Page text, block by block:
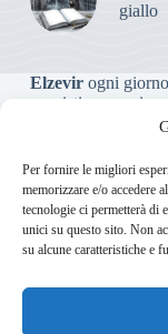
Per fornire le migliori
memorizzare e/o accedere
tecnologie ci permetterà di
unici su questo sito. Non
su alcune caratteristiche e
giallo
Elzevirogni giorno
saggistica, poesia e
Testata
riceve contributi o
bis della legge